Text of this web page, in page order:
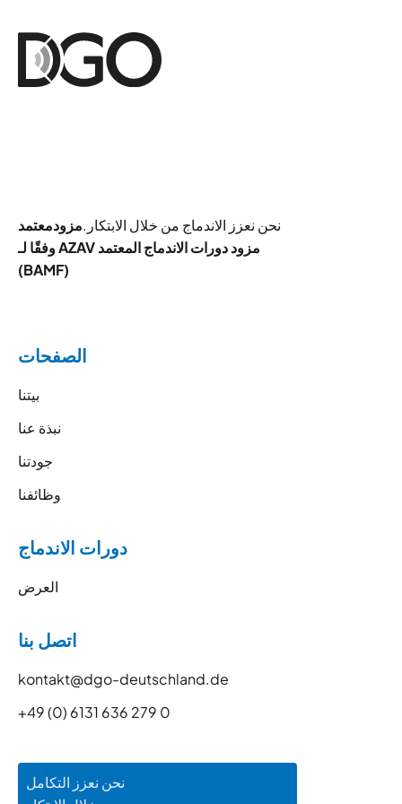
نحن نعزز الاندماج من خلال الابتكار.مزودمعتمد
وفقًا لـ AZAV مزود دورات الاندماج المعتمد
(BAMF)
الصفحات
بيتنا
نبذة عنا
جودتنا
وظائفنا
دورات الاندماج
العرض
اتصل بنا
kontakt@dgo-deutschland.de
+49 (0) 6131 636 279 0
نحن نعزز التكامل